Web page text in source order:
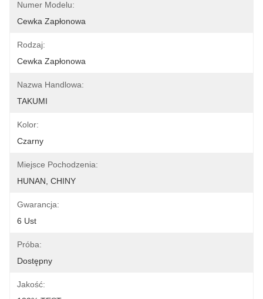
Numer Modelu:
Cewka Zapłonowa
Rodzaj:
Cewka Zapłonowa
Nazwa Handlowa:
TAKUMI
Kolor:
Czarny
Miejsce Pochodzenia:
HUNAN, CHINY
Gwarancja:
6 Ust
Próba:
Dostępny
Jakość: